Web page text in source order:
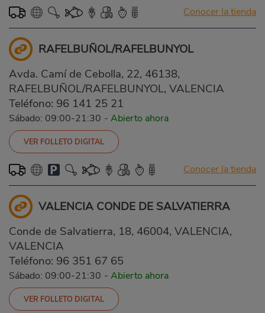
Conocer la tienda
RAFELBUÑOL/RAFELBUNYOL
Avda. Camí de Cebolla, 22, 46138,
RAFELBUÑOL/RAFELBUNYOL, VALENCIA
Teléfono: 96 141 25 21
Sábado: 09:00-21:30 - Abierto ahora
VER FOLLETO DIGITAL
Conocer la tienda
VALENCIA CONDE DE SALVATIERRA
Conde de Salvatierra, 18, 46004, VALENCIA,
VALENCIA
Teléfono: 96 351 67 65
Sábado: 09:00-21:30 - Abierto ahora
VER FOLLETO DIGITAL